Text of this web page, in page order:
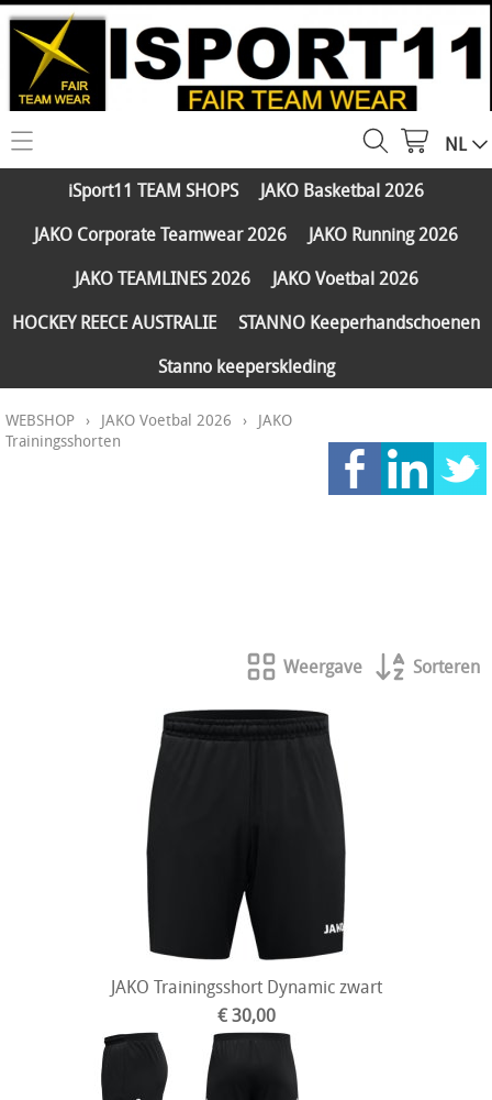
HOME
WEBSHOP
JAKO Running 2026
JAKO TEAMLINES 2026
PARTNERS
Klantengroepen
CONTACT
NL
iSport11 TEAM SHOPS
JAKO Basketbal 2026
JAKO Corporate Teamwear 2026
JAKO Running 2026
JAKO TEAMLINES 2026
JAKO Voetbal 2026
HOCKEY REECE AUSTRALIE
STANNO Keeperhandschoenen
Stanno keeperskleding
WEBSHOP › JAKO Voetbal 2026 › JAKO
Trainingsshorten
Weergave Sorteren
JAKO Trainingsshort Dynamic zwart
€ 30,00